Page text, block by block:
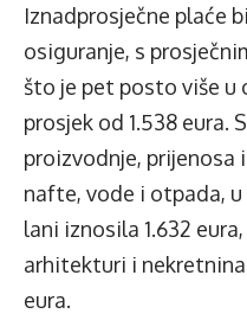
Iznadprosječne plaće
osiguranje, s
što je pet posto više u
prosjek od 1.538 eura.
proizvodnje, prijenosa
nafte, vode i otpada, u
lani iznosila 1.632
arhitekturi i
eura.